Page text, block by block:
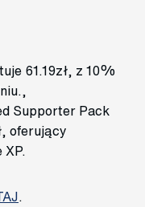
61.19zł, z 10%
Supporter Pack
oferujący